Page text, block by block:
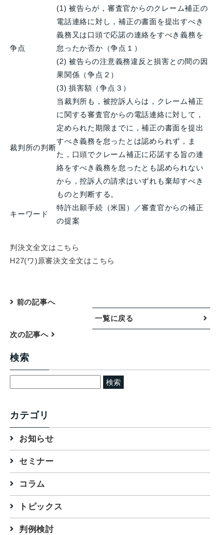
争点
(1) 被告らが，審査官からのクレーム補正の
電話連絡に対し，補正の書面を提出すべき
義務又は口頭で応諾の連絡をすべき義務を
怠ったか否か（争点１）
(2) 被告らの注意義務違反と損害との間の因
果関係（争点２）
(3) 損害額（争点３）
裁判所の判断
当裁判所も，被控訴人らは，クレーム補正
に関する審査官からの電話連絡に対して，
定められた期限までに，補正の書面を提出
すべき義務を怠ったとは認められず，ま
た，口頭でクレーム補正に応諾する旨の連
絡をすべき義務を怠ったとも認められない
から，控訴人の請求はいずれも棄却すべき
ものと判断する。
キーワード
特許出願手続（米国）／審査官からの補正
の提案
判決文全文はこちら
H27(ワ)原審決文全文はこちら
前の記事へ
一覧に戻る
次の記事へ
検索
索:
カテゴリ
お知らせ
セミナー
コラム
トピックス
判例検討